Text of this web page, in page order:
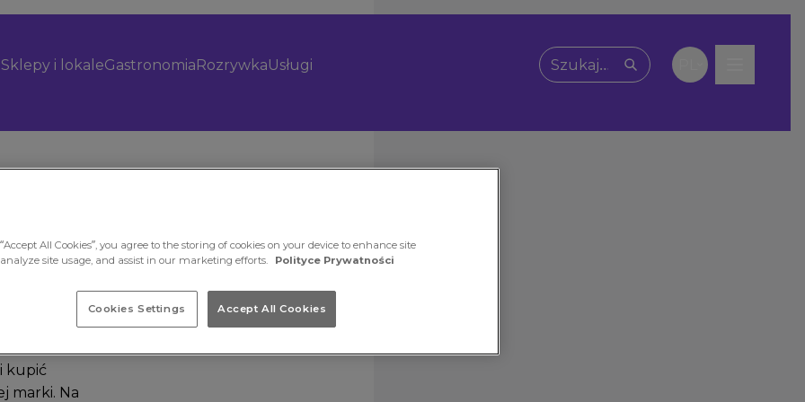
Sklepy i lokaleGastronomiaRozrywkaUsługi
Wpisz, czego szukasz
oficjalny
kupić
marki. Na
All Cookies”, you agree to the storing of cookies on your device to enhance site
site usage, and assist in our marketing efforts.
Polityce Prywatności
Cookies Settings Accept All Cookies